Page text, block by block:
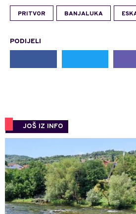
PRITVOR BANJALUKA
PODIJELI
JOŠ IZ INFO